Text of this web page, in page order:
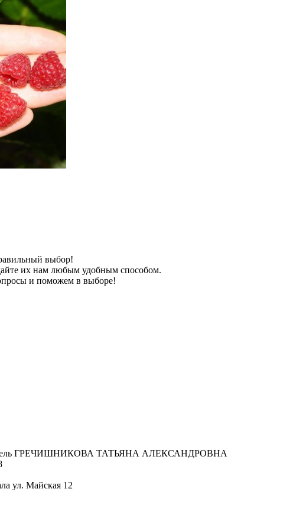
выбор!
их нам любым удобным способом.
и поможем в выборе!
ГРЕЧИШНИКОВА ТАТЬЯНА АЛЕКСАНДРОВНА
ул. Майская 12